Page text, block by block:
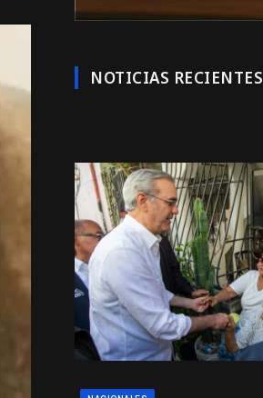
NOTICIAS RECIENTES